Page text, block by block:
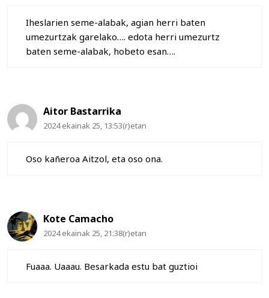
Iheslarien seme-alabak, agian herri baten
umezurtzak garelako…. edota herri umezurtz
baten seme-alabak, hobeto esan….
Aitor Bastarrika
2024 ekainak 25, 13:53(r)etan
Oso kañeroa Aitzol, eta oso ona.
Kote Camacho
2024 ekainak 25, 21:38(r)etan
Fuaaa. Uaaau. Besarkada estu bat guztioi